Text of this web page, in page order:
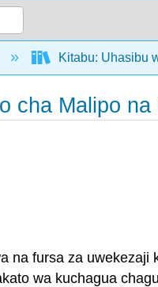
hierarchyKitabu: Uhasibu
cha Malipo
na fursa za
wa kuchagua